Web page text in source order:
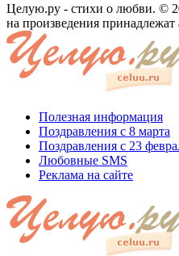
Целую.ру - стихи о любви. ©
на произведения принадлежат
Полезная информация
Поздравления с 8 марта
Поздравления с 23
Любовные SMS
Реклама на сайте